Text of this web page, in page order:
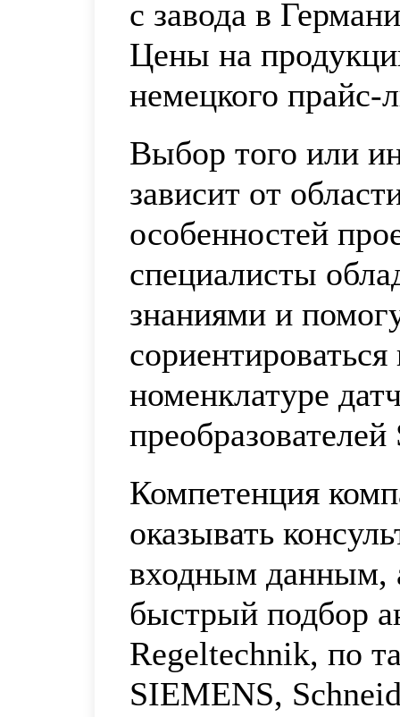
с завода в
Цены на
немецкого
Выбор того или
зависит от
особенностей
специалисты
знаниями и
номенклатуре
Компетенция
оказывать
входным данным,
быстрый подбор
Regeltechnik, по
SIEMENS,